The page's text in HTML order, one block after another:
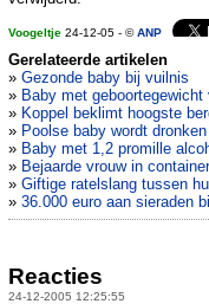
Voogeltje 24-12-05 - ©ANP
Gerelateerde artikelen
» Gezonde baby bij vuilnis
» Baby met geboortegewicht
» Koppel beklimt hoogste
» Poolse baby wordt
» Baby met 1,2 promille
» Bejaarde vrouw in
» Giftige ratelslang tussen
» 36.000 euro aan sieraden
Reacties
24-12-2005 12:25:55